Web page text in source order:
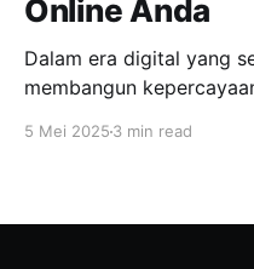
Online Anda
Dalam era digital yang
membangun
5 Mei 2025 3 min read